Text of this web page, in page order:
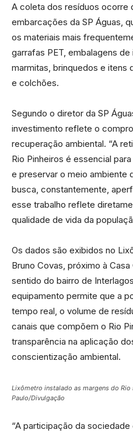
A coleta dos resíduos ocorre
embarcações da SP Águas,
os materiais mais
garrafas PET, embalagens
marmitas, brinquedos e itens
e colchões.
Segundo o diretor da SP
investimento reflete o
recuperação ambiental. “A
Rio Pinheiros é essencial
e preservar o meio ambiente
busca, constantemente,
esse trabalho reflete
qualidade de vida da
Os dados são exibidos no
Bruno Covas, próximo à
sentido do bairro de
equipamento permite que a
tempo real, o volume de
canais que compõem o Rio
transparência na aplicação
conscientização ambiental.
Lixômetro instalado as margens do Rio
Paulo/Divulgação
“A participação da